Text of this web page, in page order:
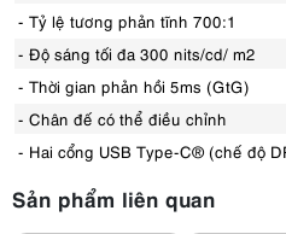
- Tỷ lệ tương phản tĩnh 700:1
- Độ sáng tối đa 300 nits/cd/ m2
- Thời gian phản hồi 5ms (GtG)
- Chân đế có thể điều chỉnh
- Hai cổng USB Type-C® (chế độ
Sản phẩm liên quan